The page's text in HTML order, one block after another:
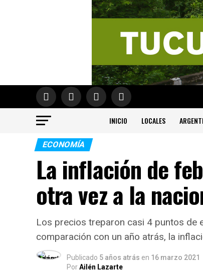
INICIO LOCALES
ECONOMÍA
La inflación de
otra vez a la
Los precios treparon casi 4 puntos de
comparación con un año atrás, la
Publicado 5 años atrás en 16 marzo 2021
PorAilén Lazarte